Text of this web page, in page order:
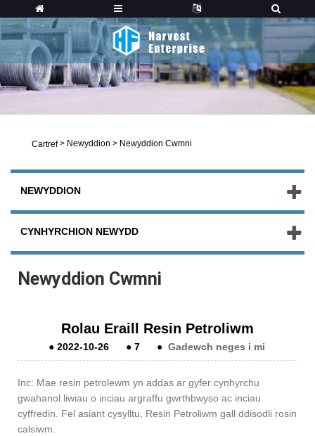
Cartref > Newyddion > Newyddion Cwmni
NEWYDDION
CYNHYRCHION NEWYDD
Newyddion Cwmni
Rolau Eraill Resin Petroliwm
●2022-10-26 ●7 ● Gadewch neges i mi
Inc: Mae resin petrolewm yn addas ar gyfer cynhyrchu
gwahanol liwiau o inciau argraffu gwrthbwyso ac inciau
cyffredin. Fel asiant cysylltu, Resin Petroliwm gall ddisodli rosin
calsiwm.